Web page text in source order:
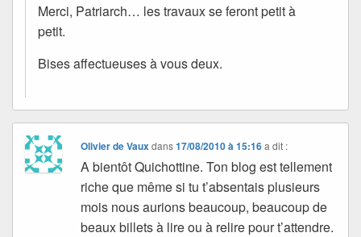
Merci, Patriarch… les travaux se feront petit à
petit.
Bises affectueuses à vous deux.
Olivier de Vauxdans17/08/2010 à 15:16 a dit :
A bientôt Quichottine. Ton blog est tellement
riche que même si tu t’absentais plusieurs
mois nous aurions beaucoup, beaucoup de
beaux billets à lire ou à relire pour t’attendre.